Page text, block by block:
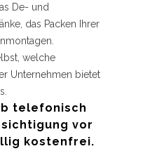
De- und
das Packen Ihrer
welche
Unternehmen bietet
telefonisch
vor
kostenfrei.